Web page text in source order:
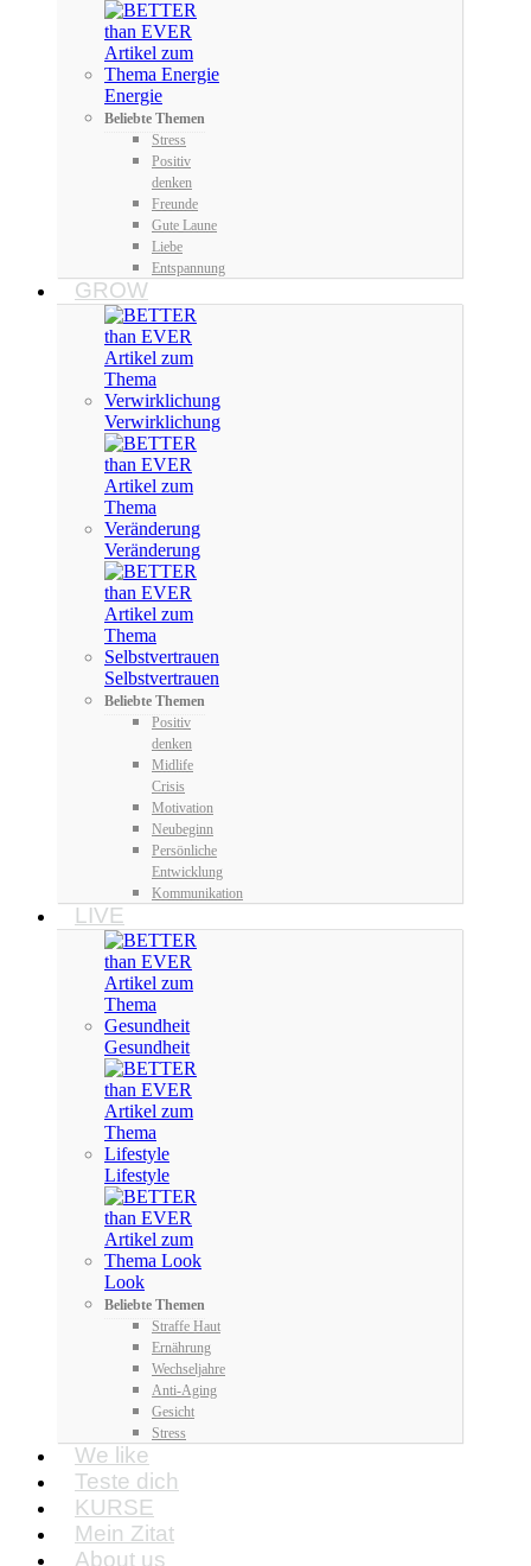
Energie
Beliebte Themen
Stress
Positiv
denken
Freunde
Gute Laune
Liebe
Entspannung
GROW
Verwirklichung
Veränderung
Selbstvertrauen
Beliebte Themen
Positiv
denken
Midlife
Crisis
Motivation
Neubeginn
Persönliche
Entwicklung
Kommunikation
LIVE
Gesundheit
Lifestyle
Look
Beliebte Themen
Straffe Haut
Ernährung
Wechseljahre
Anti-Aging
Gesicht
Stress
We like
Teste dich
KURSE
Mein Zitat
About us